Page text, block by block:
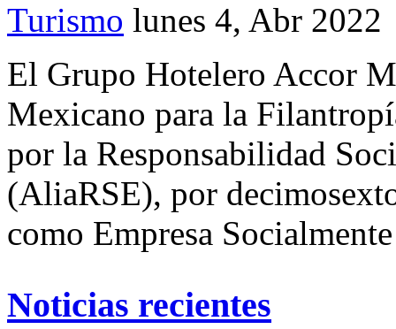
Turismo lunes 4, Abr 2022
El Grupo Hotelero Accor
Mexicano para la
por la Responsabilidad
(AliaRSE), por
como Empresa
Noticias recientes